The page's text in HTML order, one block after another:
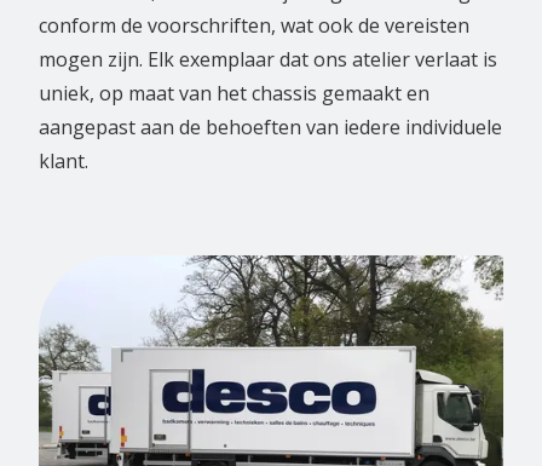
conform de voorschriften, wat ook de vereisten
mogen zijn. Elk exemplaar dat ons atelier verlaat is
uniek, op maat van het chassis gemaakt en
aangepast aan de behoeften van iedere individuele
klant.